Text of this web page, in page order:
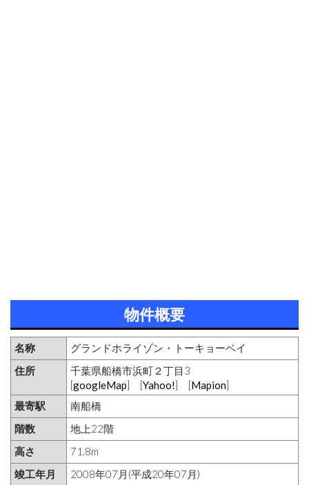
物件概要
名称
グランドホライゾン・トーキョーベイ
住所
千葉県船橋市浜町２丁目3
[googleMap] [Yahoo!] [Mapion]
最寄駅
南船橋
階数
地上22階
高さ
71.8m
竣工年月
2008年07月(平成20年07月)